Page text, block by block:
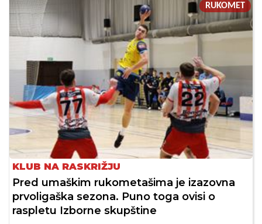
RUKOMET
KLUB NA RASKRIŽJU
Pred umaškim rukometašima je izazovna
prvoligaška sezona. Puno toga ovisi o
raspletu Izborne skupštine